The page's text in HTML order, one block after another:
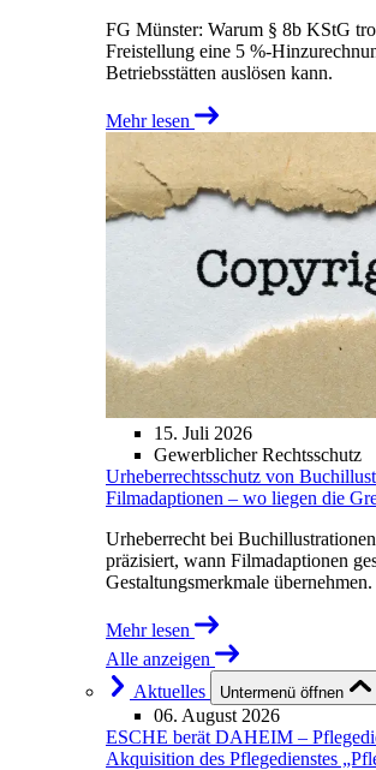
FG Münster: Warum § 8b KStG
Freistellung eine 5 %-
Betriebsstätten auslösen kann.
Mehr lesen
15. Juli 2026
Gewerblicher Rechtsschutz
Urheberrechtsschutz von
Filmadaptionen – wo liegen die
Urheberrecht bei
präzisiert, wann Filmadaptionen
Gestaltungsmerkmale übernehmen.
Mehr lesen
Alle anzeigen
Aktuelles
Untermenü öffnen
06. August 2026
ESCHE berät DAHEIM –
Akquisition des Pflegedienstes